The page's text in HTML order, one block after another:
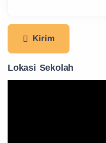
Kirim
Lokasi Sekolah